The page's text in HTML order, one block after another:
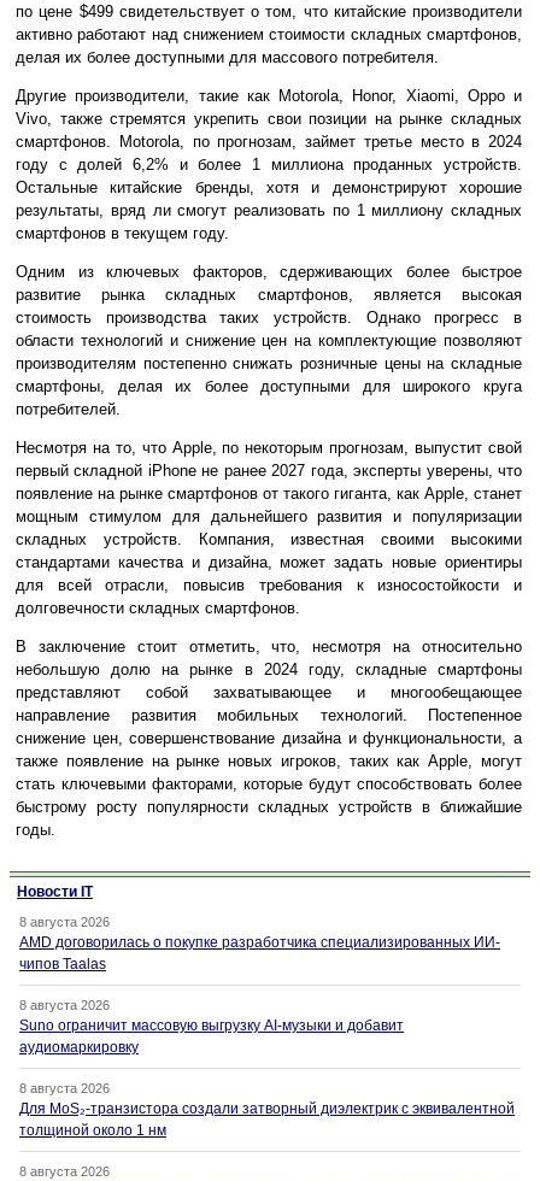
по цене $499 свидетельствует о том, что китайские производители
активно работают над снижением стоимости складных смартфонов,
делая их более доступными для массового потребителя.
Другие производители, такие как Motorola, Honor, Xiaomi, Oppo и
Vivo, также стремятся укрепить свои позиции на рынке складных
смартфонов. Motorola, по прогнозам, займет третье место в 2024
году с долей 6,2% и более 1 миллиона проданных устройств.
Остальные китайские бренды, хотя и демонстрируют хорошие
результаты, вряд ли смогут реализовать по 1 миллиону складных
смартфонов в текущем году.
Одним из ключевых факторов, сдерживающих более быстрое
развитие рынка складных смартфонов, является высокая
стоимость производства таких устройств. Однако прогресс в
области технологий и снижение цен на комплектующие позволяют
производителям постепенно снижать розничные цены на складные
смартфоны, делая их более доступными для широкого круга
потребителей.
Несмотря на то, что Apple, по некоторым прогнозам, выпустит свой
первый складной iPhone не ранее 2027 года, эксперты уверены, что
появление на рынке смартфонов от такого гиганта, как Apple, станет
мощным стимулом для дальнейшего развития и популяризации
складных устройств. Компания, известная своими высокими
стандартами качества и дизайна, может задать новые ориентиры
для всей отрасли, повысив требования к износостойкости и
долговечности складных смартфонов.
В заключение стоит отметить, что, несмотря на относительно
небольшую долю на рынке в 2024 году, складные смартфоны
представляют собой захватывающее и многообещающее
направление развития мобильных технологий. Постепенное
снижение цен, совершенствование дизайна и функциональности, а
также появление на рынке новых игроков, таких как Apple, могут
стать ключевыми факторами, которые будут способствовать более
быстрому росту популярности складных устройств в ближайшие
годы.
Новости IT
8 августа 2026
AMD договорилась о покупке разработчика специализированных ИИ-
чипов Taalas
8 августа 2026
Suno ограничит массовую выгрузку AI-музыки и добавит
аудиомаркировку
8 августа 2026
Для MoS₂-транзистора создали затворный диэлектрик с эквивалентной
толщиной около 1 нм
8 августа 2026